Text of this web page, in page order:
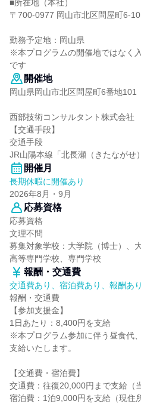
■所在地（本社）
〒700-0977 岡山市北区問屋町6-
勤務予定地：岡山県
※本プログラムの開催地ではなく
です
開催地
岡山県岡山市北区問屋町6番地101
西部技術コンサルタント株式会社
【交通手段】
交通手段
JR山陽本線「北長瀬（きたながせ
開催月
長期休暇に開催あり
2026年8月・9月
応募資格
応募資格
文理不問
募集対象学校：大学院（博士）、
高等専門学校、専門学校
報酬・交通費
交通費あり、宿泊費あり、報酬あり
報酬・交通費
【参加支援金】
1日あたり：8,400円を支給
※本プログラム参加に伴う昼食代
支給いたします。
【交通費・宿泊費】
交通費：往復20,000円まで支給（
宿泊費：1泊9,000円を支給（現住